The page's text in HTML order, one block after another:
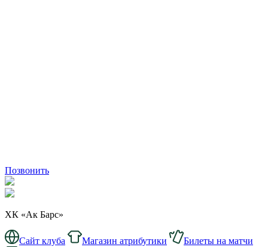
Позвонить
ХК «Ак Барс»
Сайт клуба Магазин атрибутики
Билеты на матчи